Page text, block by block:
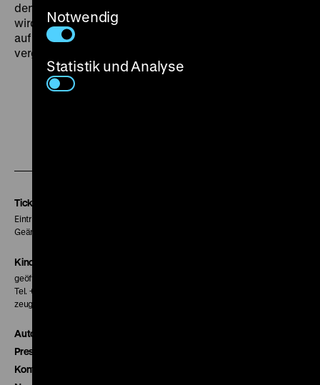
denen der unerfahrene Schiffsjunge ebenso ergriffen
wird wie der gestandene Kapitän, Maugg versteht sie
auf eine suggestive, faszinierende Weise zu
vergegenwärtigen. (sa)
Tickets
Eintritt 5 €
Geänderte Preise sind im Programm vermerkt.
Kinokasse
geöffnet 30 Minuten vor Beginn der ersten Vorstellung
Tel. + 49 30 20304-770
zeughauskino@dhm.de
Autor*innen
Presse
Kontakt
Notwendig
Statistik und Analyse